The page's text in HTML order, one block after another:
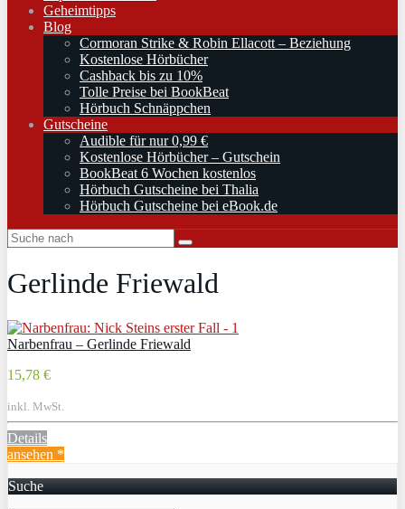
Geheimtipps
Blog
Cormoran Strike & Robin Ellacott – Beziehung
Kostenlose Hörbücher
Cashback bis zu 10%
Tolle Preise bei BookBeat
Hörbuch Schnäppchen
Gutscheine
Audible für nur 0,99 €
Kostenlose Hörbücher – Gutschein
BookBeat 6 Wochen kostenlos
Hörbuch Gutscheine bei Thalia
Hörbuch Gutscheine bei eBook.de
Gerlinde Friewald
Narbenfrau – Gerlinde Friewald
15,78 €
inkl. MwSt.
Details
ansehen *
Suche